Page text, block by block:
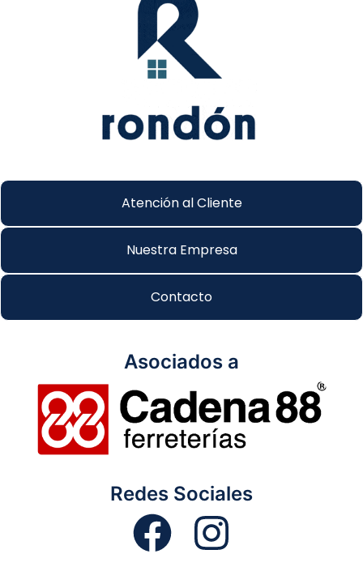
Atención al Cliente
Nuestra Empresa
Contacto
Asociados a
Redes Sociales